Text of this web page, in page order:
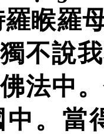
睺羅
不說
法中
。當